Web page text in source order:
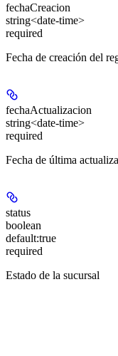
fechaCreacion
string<date-time>
required
Fecha de creación del
fechaActualizacion
string<date-time>
required
Fecha de última
status
boolean
default:true
required
Estado de la sucursal